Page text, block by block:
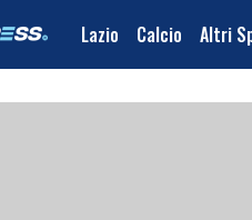
Lazio Calcio Altri